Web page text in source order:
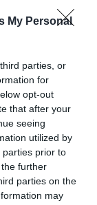
My Personal
parties, or
for
opt-out
that after your
seeing
utilized by
parties prior to
further
parties on the
may
történésze.
és apácaként
nyelvű